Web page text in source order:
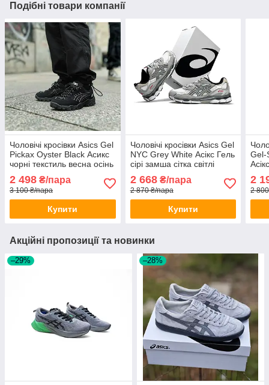
Подібні товари компанії
Чоловічі кросівки Asics Gel
Pickax Oyster Black Асикс
чорні текстиль весна осінь
2 498 ₴/пара
3 100 ₴/пара
Купити
Чоловічі кросівки Asics Gel
NYC Grey White Асікс Гель
сірі замша сітка світлі
2 668₴/пара
2 870 ₴/пара
Купити
Gel-
2
2
Акційні пропозиції та новинки
–29% –28%